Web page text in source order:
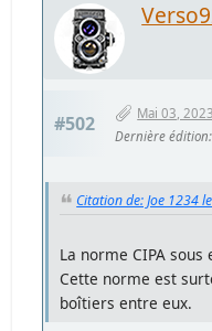
#502
Mai 03,
Dernière édition
Citation de: Joe 1234
La norme CIPA
Cette norme est
boîtiers entre eux.